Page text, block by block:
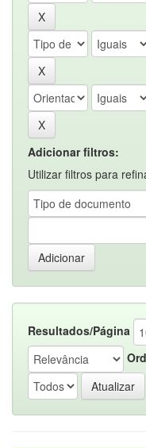
Adicionar filtros:
Utilizar filtros para
Resultados/Página